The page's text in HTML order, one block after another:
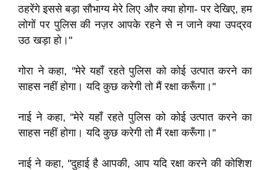
ठहरेंगे इससे बड़ा सौभाग्य मेरे लिए और क्या होगा- पर देखिए, हम
लोगों पर पुलिस की नज़र आपके रहने से न जाने क्या उपद्रव
उठ खड़ा हो।''
गोरा ने कहा, ''मेरे यहाँ रहते पुलिस को कोई उत्पात करने का
साहस नहीं होगा। यदि कुछ करेगी तो मैं रक्षा करूँगा।''
नाई ने कहा, ''मेरे यहाँ रहते पुलिस को कोई उत्पात करने का
साहस नहीं होगा। यदि कुछ करेगी तो मैं रक्षा करूँगा।''
नाई ने कहा, ''दुहाई है आपकी, आप यदि रक्षा करने की कोशिश